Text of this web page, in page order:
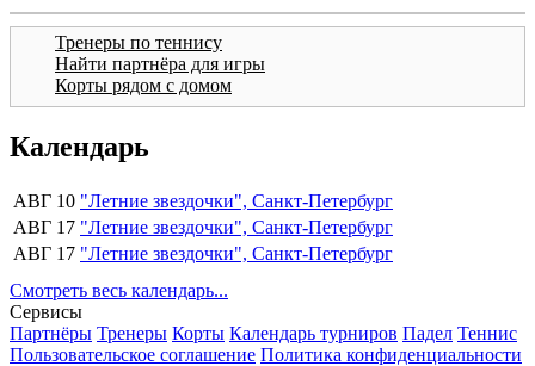
Тренеры по теннису
Найти партнёра для игры
Корты рядом с домом
Календарь
АВГ 10 "Летние звездочки", Санкт-Петербург
АВГ 17 "Летние звездочки", Санкт-Петербург
АВГ 17 "Летние звездочки", Санкт-Петербург
Смотреть весь календарь...
Сервисы
Партнёры Тренеры Корты Календарь турниров Падел Теннис
Пользовательское соглашение Политика конфиденциальности